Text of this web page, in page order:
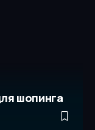
шопинга